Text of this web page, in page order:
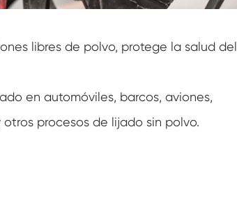
libres de polvo, protege la salud del
en automóviles, barcos, aviones,
procesos de lijado sin polvo.